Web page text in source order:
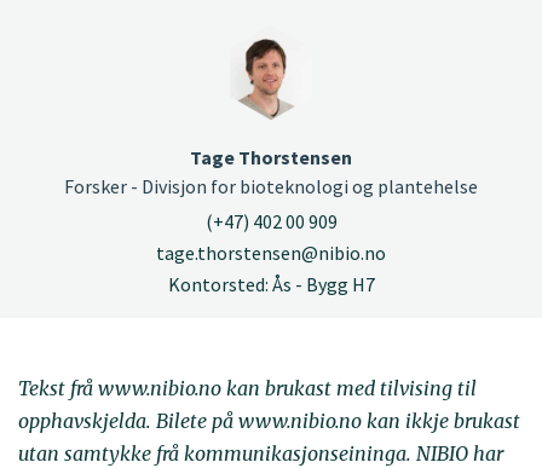
Tage Thorstensen
Forsker - Divisjon for bioteknologi og plantehelse
(+47) 402 00 909
tage.thorstensen@nibio.no
Kontorsted: Ås - Bygg H7
Tekst frå www.nibio.no kan brukast med tilvising til
opphavskjelda. Bilete på www.nibio.no kan ikkje brukast
utan samtykke frå kommunikasjonseininga. NIBIO har